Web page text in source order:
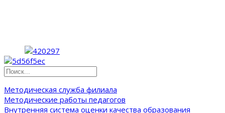
Методическая служба филиала
Методические работы педагогов
Внутренняя система оценки качества образования